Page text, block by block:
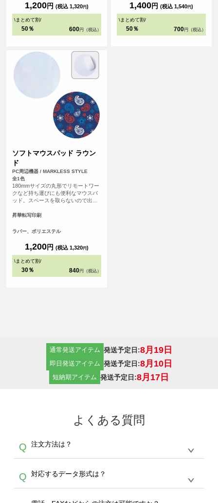
1,200円 (税込 1,320円)
\まとめて割/
50％ 600 円（税込）
1,400円 (税込 1,540円)
\まとめて割/
50％ 700 円（税込）
ソフトマウスパッド ラウン
ド
PC周辺機器 / MARKLESS STYLE
全1色
180mmサイズの丸形でリモートワー
クなど持ち運びにも便利なマウスパ
ッド。スペースを取らないので出先
す。
昇華転写印刷
ラバー、ポリエステル
1,200円 (税込 1,320円)
\まとめて割/
30％ 840 円（税込）
通常発送アイテム 発送予定日:8月19日
即日発送アイテム 発送予定日:8月10日
短納期アイテム 発送予定日:8月17日
よくある質問
Q 注文方法は？
A
生産にて承っております。デザインツールから
デザインの作成から決済まで完了できます。
30枚以上やシルク印刷など、大口注文の場合
Q 対応するデータ形式は？